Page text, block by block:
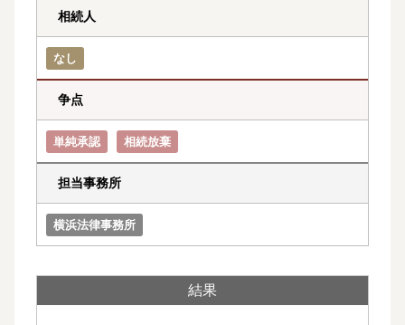
相続人
なし
争点
単純承認 相続放棄
担当事務所
横浜法律事務所
結果